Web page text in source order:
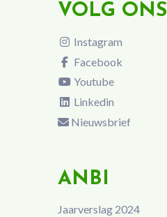
VOLG ONS
Instagram
Facebook
Youtube
Linkedin
Nieuwsbrief
ANBI
Jaarverslag 2024